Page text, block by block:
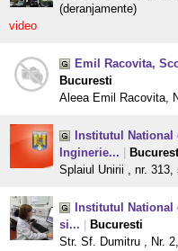
(deranjamente)
video
Emil Racovita,
Bucuresti
Aleea Emil Racovita,
Institutul National
Inginerie...
Splaiul Unirii , nr.
Institutul National
si...
Bucuresti
Str. Sf. Dumitru , Nr.